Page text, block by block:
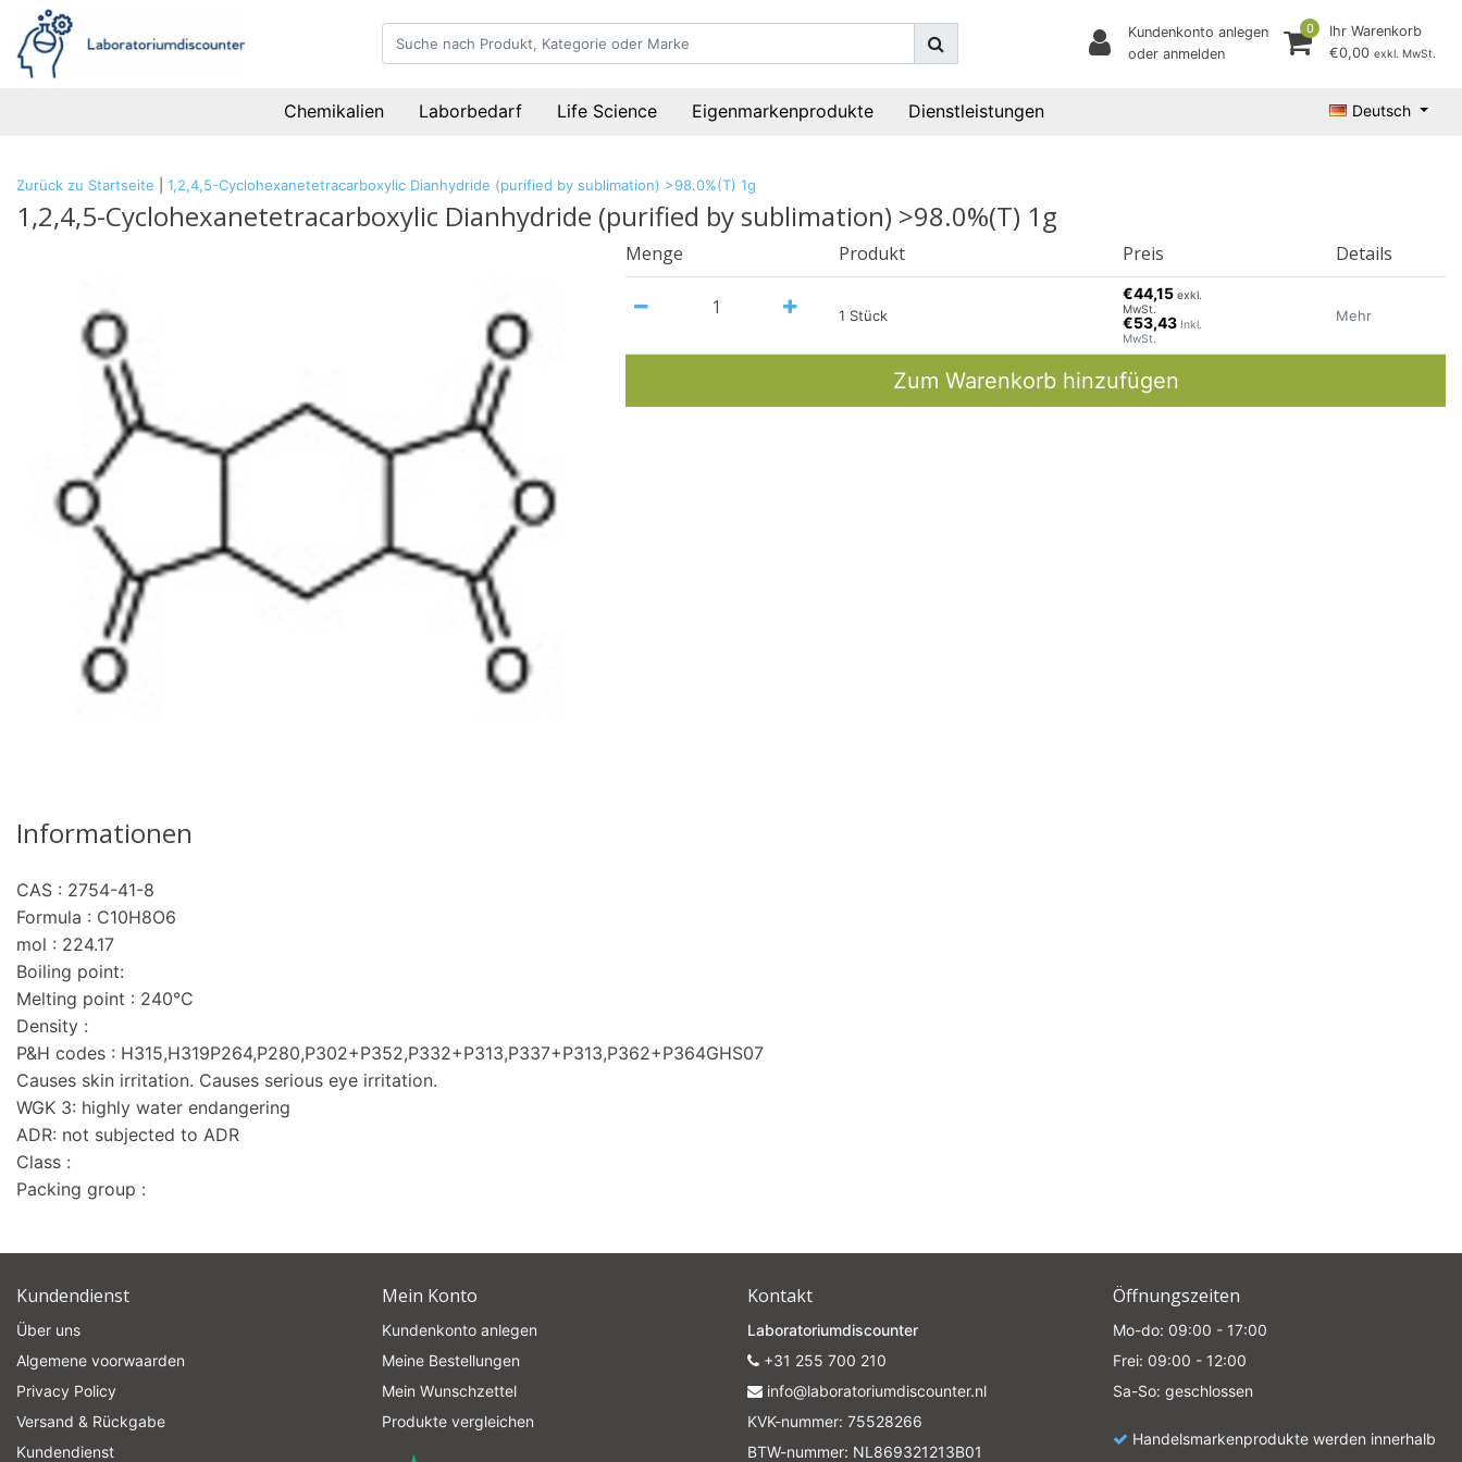
Kundenkonto anlegen
oder anmelden
0
Ihr Warenkorb
€0,00 exkl. MwSt.
Chemikalien Laborbedarf Life Science Eigenmarkenprodukte Dienstleistungen Deutsch
Zurück zu Startseite 1,2,4,5-Cyclohexanetetracarboxylic Dianhydride (purified by sublimation) >98.0%(T) 1g
1,2,4,5-Cyclohexanetetracarboxylic Dianhydride (purified by sublimation) >98.0%(T) 1g
Menge Produkt Preis Details
1 Stück
€44,15exkl.
MwSt.
€53,43 Inkl.
MwSt.
Mehr
Zum Warenkorb hinzufügen
Informationen
CAS : 2754-41-8
Formula : C10H8O6
mol : 224.17
Boiling point:
Melting point : 240°C
Density :
P&H codes : H315,H319P264,P280,P302+P352,P332+P313,P337+P313,P362+P364GHS07
Causes skin irritation. Causes serious eye irritation.
WGK 3: highly water endangering
ADR: not subjected to ADR
Class :
Packing group :
Kundendienst
Über uns
Algemene voorwaarden
Privacy Policy
Versand & Rückgabe
Kundendienst
Mein Konto
Kundenkonto anlegen
Meine Bestellungen
Mein Wunschzettel
Produkte vergleichen
Kontakt
Laboratoriumdiscounter
+31 255 700 210
info@laboratoriumdiscounter.nl
KVK-nummer: 75528266
BTW-nummer: NL869321213B01
Öffnungszeiten
Mo-do: 09:00 - 17:00
Frei: 09:00 - 12:00
Sa-So: geschlossen
Handelsmarkenprodukte werden innerhalb
Your discount applies to orders above €50,00